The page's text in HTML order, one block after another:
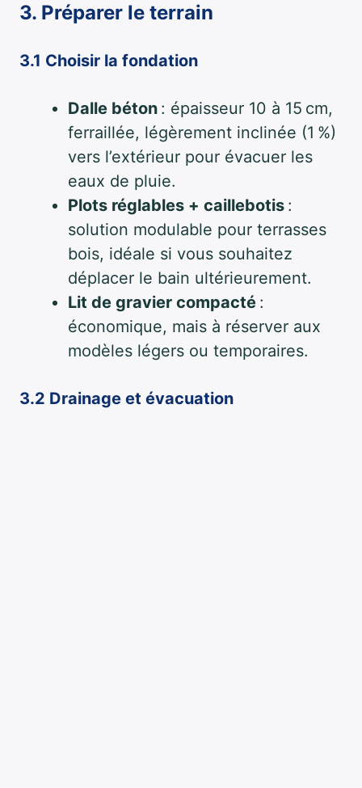
3. Préparer le terrain
3.1 Choisir la fondation
Dalle béton : épaisseur 10 à 15 cm,
ferraillée, légèrement inclinée (1 %)
vers l’extérieur pour évacuer les
eaux de pluie.
Plots réglables + caillebotis :
solution modulable pour terrasses
bois, idéale si vous souhaitez
déplacer le bain ultérieurement.
Lit de gravier compacté :
économique, mais à réserver aux
modèles légers ou temporaires.
3.2 Drainage et évacuation